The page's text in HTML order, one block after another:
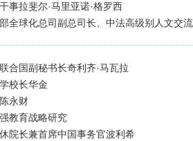
事拉斐尔·马里亚诺·格罗西
全球化总司副总司长、中法高级别人文交
合国副秘书长奇利齐·马瓦拉
校长华金
永财
教育战略研究
院长兼首席中国事务官波利希